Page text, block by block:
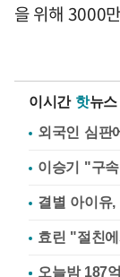
을 위해 3000
이시간 핫뉴스
외국인 심판
이승기 "구
결별 아이유
효린 "절친